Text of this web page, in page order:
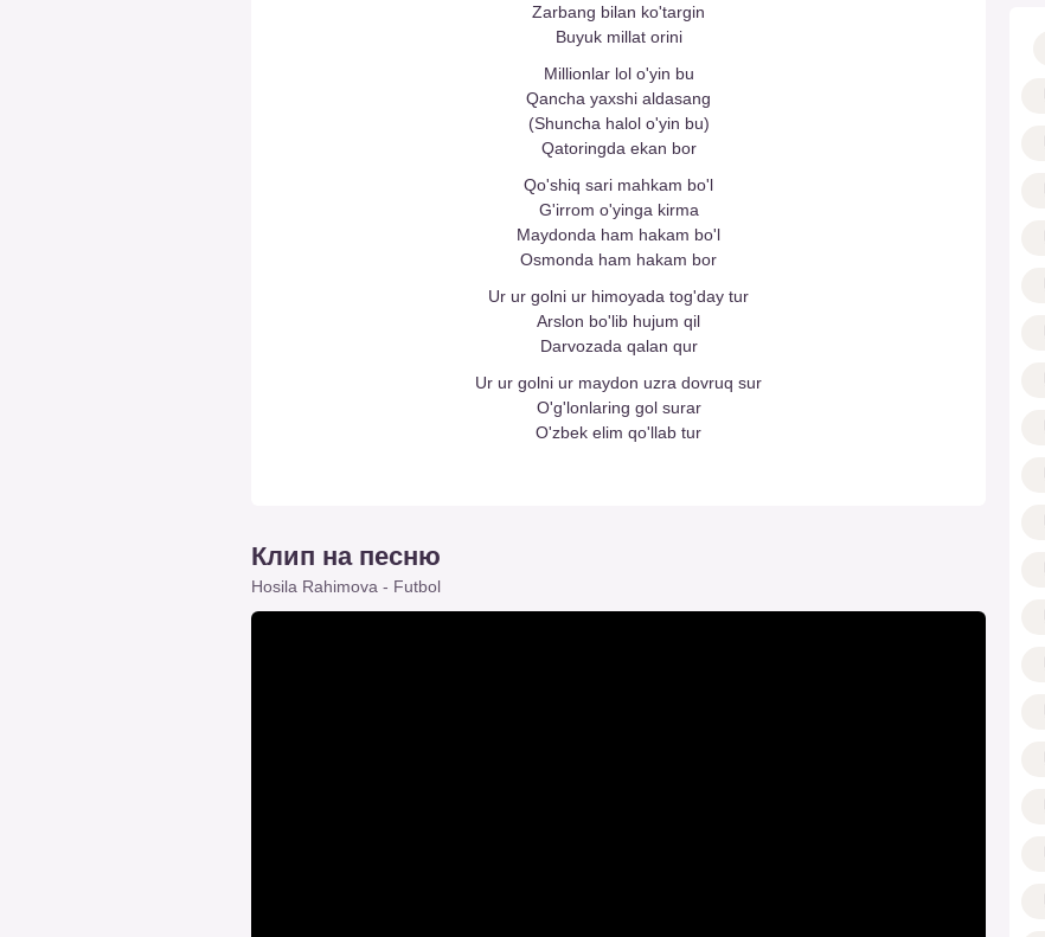
Zarbang bilan ko'targin
Buyuk millat orini
Millionlar lol o'yin bu
Qancha yaxshi aldasang
(Shuncha halol o'yin bu)
Qatoringda ekan bor
Qo'shiq sari mahkam bo'l
G'irrom o'yinga kirma
Maydonda ham hakam bo'l
Osmonda ham hakam bor
Ur ur golni ur himoyada tog'day tur
Arslon bo'lib hujum qil
Darvozada qalan qur
Ur ur golni ur maydon uzra dovruq sur
O'g'lonlaring gol surar
O'zbek elim qo'llab tur
Клип на песню
Hosila Rahimova - Futbol